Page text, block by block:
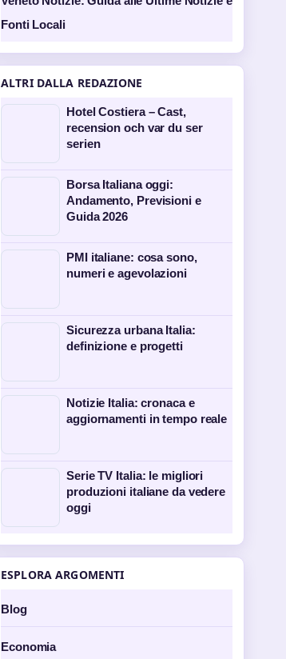
Fonti Locali
ALTRI DALLA REDAZIONE
Hotel Costiera – Cast,
recension och var du ser
serien
Borsa Italiana oggi:
Andamento, Previsioni e
Guida 2026
PMI italiane: cosa sono,
numeri e agevolazioni
Sicurezza urbana Italia:
definizione e progetti
Notizie Italia: cronaca e
aggiornamenti in tempo reale
Serie TV Italia: le migliori
produzioni italiane da vedere
oggi
ESPLORA ARGOMENTI
Blog
Economia